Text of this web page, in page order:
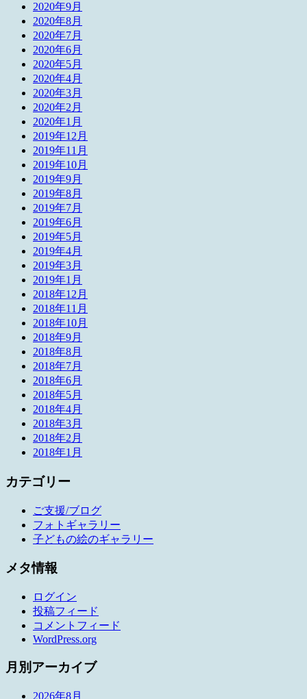
2020年9月
2020年8月
2020年7月
2020年6月
2020年5月
2020年4月
2020年3月
2020年2月
2020年1月
2019年12月
2019年11月
2019年10月
2019年9月
2019年8月
2019年7月
2019年6月
2019年5月
2019年4月
2019年3月
2019年1月
2018年12月
2018年11月
2018年10月
2018年9月
2018年8月
2018年7月
2018年6月
2018年5月
2018年4月
2018年3月
2018年2月
2018年1月
カテゴリー
ご支援/ブログ
フォトギャラリー
子どもの絵のギャラリー
メタ情報
ログイン
投稿フィード
コメントフィード
WordPress.org
月別アーカイブ
2026年8月